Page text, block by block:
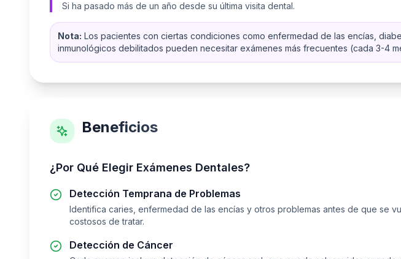
Si ha pasado más de un año desde su última visita dental.
Nota: Los pacientes con ciertas condiciones como enfermedad de las encías,
inmunológicos debilitados pueden necesitar exámenes más frecuentes (cada 3-4
Beneficios
¿Por Qué Elegir Exámenes Dentales?
Detección Temprana de Problemas
Identifica caries, enfermedad de las encías y otros problemas antes de que se
costosos de tratar.
Detección de Cáncer